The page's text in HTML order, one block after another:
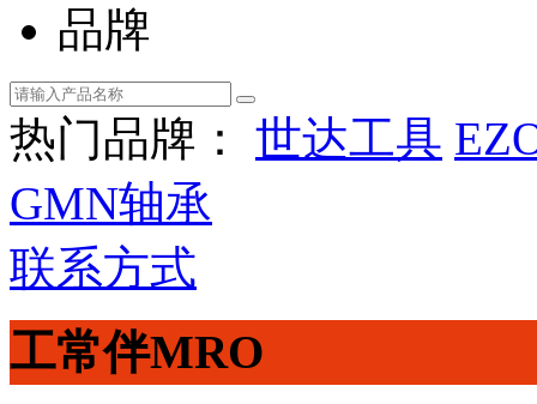
品牌
热门品牌： 世达工具
GMN轴承
联系方式
工常伴MRO